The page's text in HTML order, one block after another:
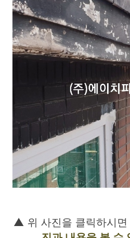
▲ 위 사진을 클릭하시면